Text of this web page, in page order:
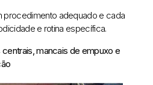
procedimento adequado e cada
e rotina específica.
mancais de empuxo e